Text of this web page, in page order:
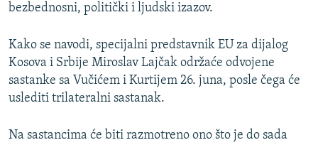
bezbednosni, politički i ljudski izazov.
Kako se navodi, specijalni predstavnik EU za dijalog
Kosova i Srbije Miroslav Lajčak održaće odvojene
sastanke sa Vučićem i Kurtijem 26. juna, posle čega će
uslediti trilateralni sastanak.
Na sastancima će biti razmotreno ono što je do sada